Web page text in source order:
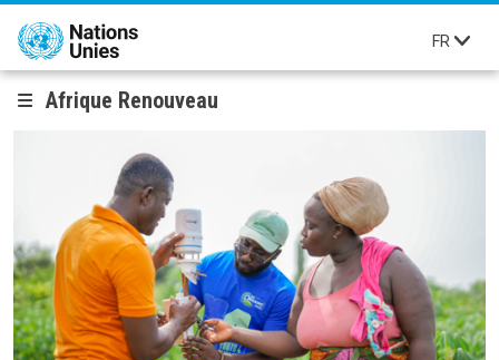
Aller au contenu principal
FR
Afrique Renouveau